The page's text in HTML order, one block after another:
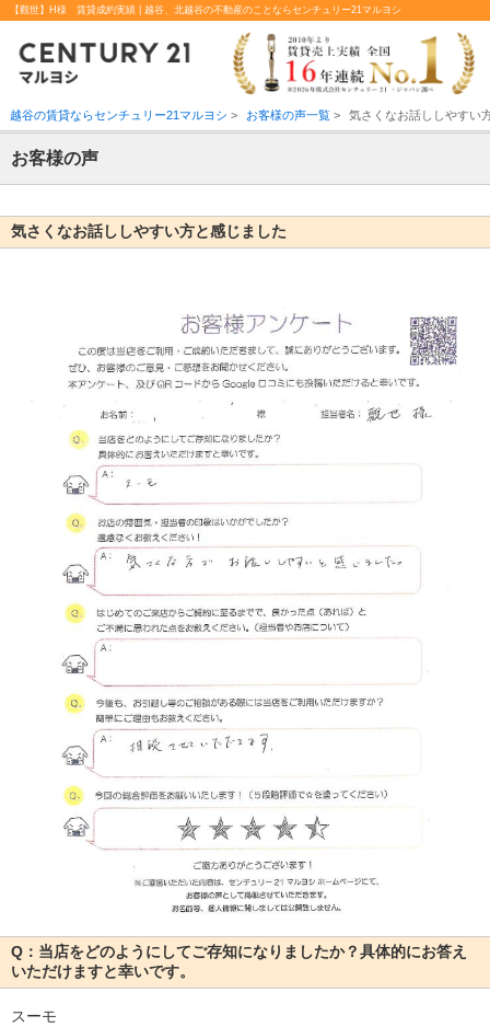
【觀世】H様 賃貸成約実績 | 越谷、北越谷の不動産のことならセンチュリー21マルヨシ
越谷の賃貸ならセンチュリー21マルヨシ > お客様の声一覧> 気さくなお話ししやすい
お客様の声
気さくなお話ししやすい方と感じました
Q：当店をどのようにしてご存知になりましたか？具体的にお答え
いただけますと幸いです。
スーモ